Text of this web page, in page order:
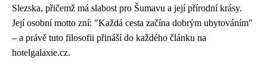
Slezska, přičemž má slabost pro Šumavu a její přírodní krásy.
Její osobní motto zní: "Každá cesta začína dobrým ubytováním"
– a právě tuto filosofii přináší do každého článku na
hotelgalaxie.cz.